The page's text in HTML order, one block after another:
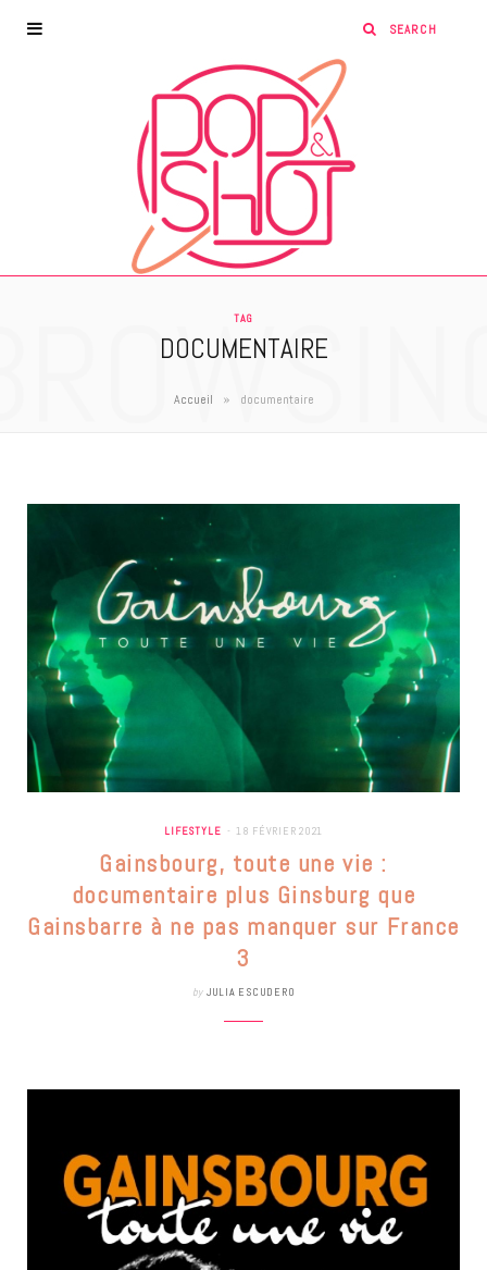
TAG
DOCUMENTAIRE
Accueil » documentaire
LIFESTYLE 18 FÉVRIER 2021
Gainsbourg, toute une vie :
documentaire plus Ginsburg que
Gainsbarre à ne pas manquer sur France
3
by JULIA ESCUDERO